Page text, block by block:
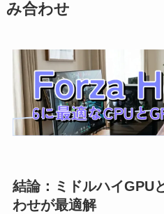
み合わせ
結論：ミドルハイGPU
わせが最適解